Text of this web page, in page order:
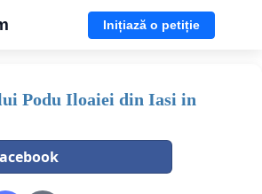
Inițiază o petiție
Podu Iloaiei din Iasi in